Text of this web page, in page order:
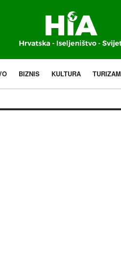
BIZNIS KULTURA TURIZAM